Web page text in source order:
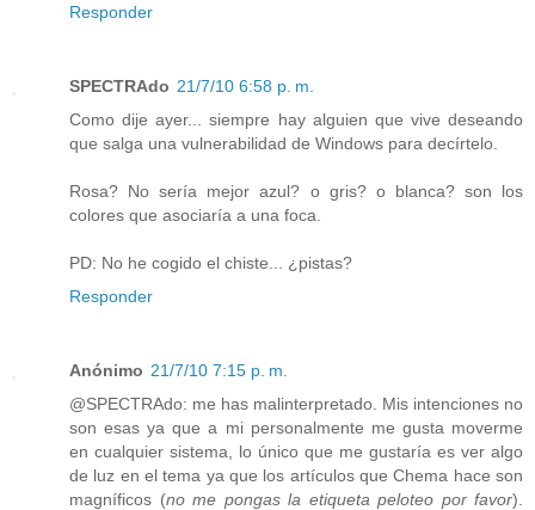
Responder
SPECTRAdo 21/7/10 6:58 p. m.
Como dije ayer... siempre hay alguien que vive deseando
que salga una vulnerabilidad de Windows para decírtelo.
Rosa? No sería mejor azul? o gris? o blanca? son los
colores que asociaría a una foca.
PD: No he cogido el chiste... ¿pistas?
Responder
Anónimo 21/7/10 7:15 p. m.
@SPECTRAdo: me has malinterpretado. Mis intenciones no
son esas ya que a mi personalmente me gusta moverme
en cualquier sistema, lo único que me gustaría es ver algo
de luz en el tema ya que los artículos que Chema hace son
magníficos (no me pongas la etiqueta peloteo por favor).